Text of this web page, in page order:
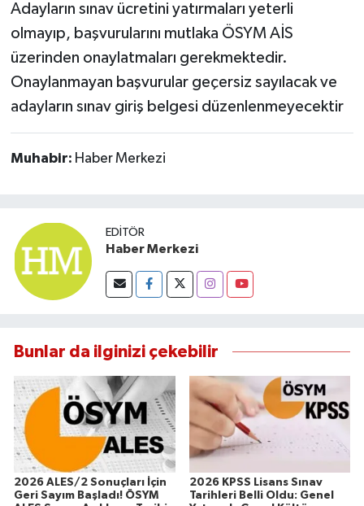
Adayların sınav ücretini yatırmaları yeterli
olmayıp, başvurularını mutlaka ÖSYM AİS
üzerinden onaylatmaları gerekmektedir.
Onaylanmayan başvurular geçersiz sayılacak ve
adayların sınav giriş belgesi düzenlenmeyecektir
Muhabir: Haber Merkezi
EDITÖR
Haber Merkezi
Bunlar da ilginizi çekebilir
2026 ALES/2 Sonuçları İçin
Geri Sayım Başladı! ÖSYM
2026 KPSS Lisans Sınav
Tarihleri Belli Oldu: Genel